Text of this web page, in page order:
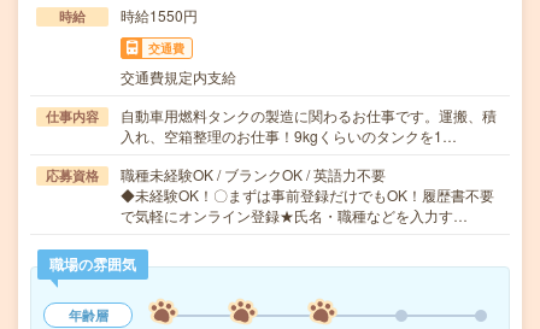
時給 時給1550円
交通費
交通費規定内支給
仕事内容
自動車用燃料タンクの製造に関わるお仕事です。運搬、積
入れ、空箱整理のお仕事！9kgくらいのタンクを1…
応募資格
職種未経験OK / ブランクOK / 英語力不要
◆未経験OK！〇まずは事前登録だけでもOK！履歴書不要
で気軽にオンライン登録★氏名・職種などを入力す…
職場の雰囲気
年齢層